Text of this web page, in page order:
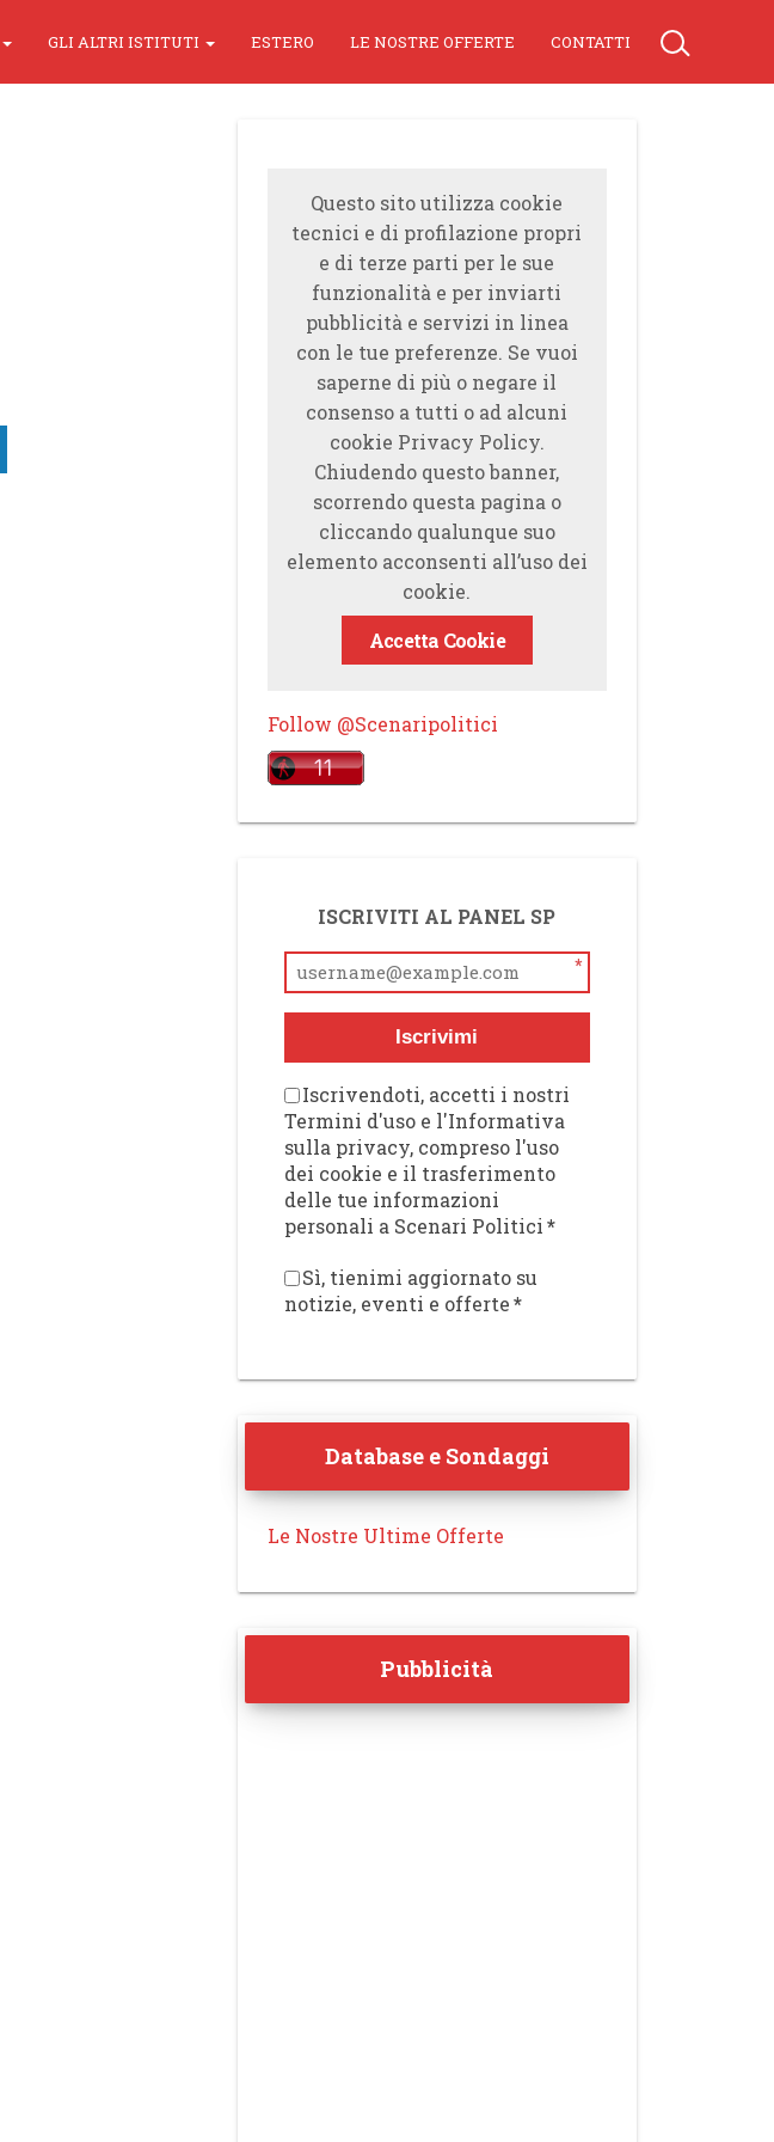
GLI ALTRI ISTITUTI ESTERO LE NOSTRE OFFERTE CONTATTI
Questo sito utilizza cookie
tecnici e di profilazione propri
e di terze parti per le sue
funzionalità e per inviarti
pubblicità e servizi in linea
con le tue preferenze. Se vuoi
saperne di più o negare il
consenso a tutti o ad alcuni
cookie Privacy Policy.
Chiudendo questo banner,
scorrendo questa pagina o
cliccando qualunque suo
elemento acconsenti all’uso dei
cookie.
Accetta Cookie
Follow @Scenaripolitici
ISCRIVITI AL PANEL SP
*
Iscrivimi
Iscrivendoti, accetti i nostri
Termini d'uso e l'Informativa
sulla privacy, compreso l'uso
dei cookie e il trasferimento
delle tue informazioni
personali a Scenari Politici*
Sì, tienimi aggiornato su
notizie, eventi e offerte*
Database e Sondaggi
Le Nostre Ultime Offerte
Pubblicità